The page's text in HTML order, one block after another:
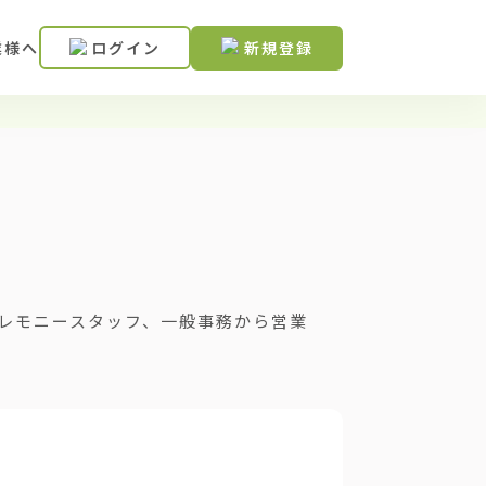
へ ログイン 新規登録
モニースタッフ、一般事務から営業